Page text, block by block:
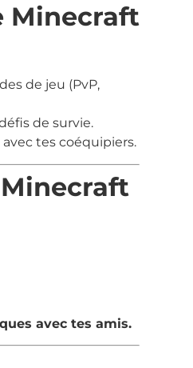
Minecraft
de jeu (PvP,
de survie.
tes coéquipiers.
avec tes amis.